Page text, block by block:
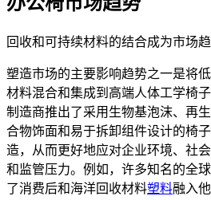
回收和可持续材料的结合成为市场
塑造市场的主要影响趋势之一是将
材料混合和集成到高端人体工学椅
制造商推出了采用生物基泡沫、再
合物饰面和易于拆卸组件设计的椅
造，从而更好地应对企业环境、社
和监管压力。例如，许多知名的全
了消费后和海洋回收材料塑料融入